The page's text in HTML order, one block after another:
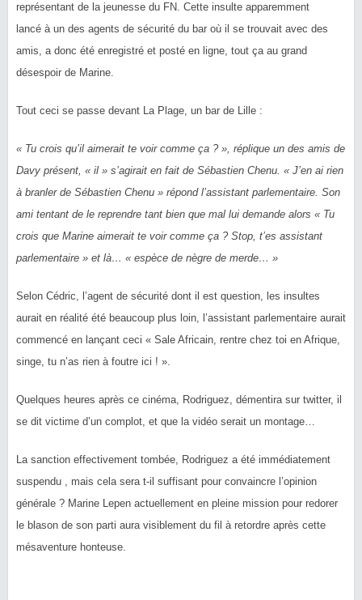
représentant de la jeunesse du FN. Cette insulte apparemment
lancé à un des agents de sécurité du bar où il se trouvait avec des
amis, a donc été enregistré et posté en ligne, tout ça au grand
désespoir de Marine.
Tout ceci se passe devant La Plage, un bar de Lille :
« Tu crois qu’il aimerait te voir comme ça ? », réplique un des amis de
Davy présent, « il » s’agirait en fait de Sébastien Chenu. « J’en ai rien
à branler de Sébastien Chenu » répond l’assistant parlementaire. Son
ami tentant de le reprendre tant bien que mal lui demande alors « Tu
crois que Marine aimerait te voir comme ça ? Stop, t’es assistant
parlementaire » et là… « espèce de nègre de merde… »
Selon Cédric, l’agent de sécurité dont il est question, les insultes
aurait en réalité été beaucoup plus loin, l’assistant parlementaire aurait
commencé en lançant ceci « Sale Africain, rentre chez toi en Afrique,
singe, tu n’as rien à foutre ici ! ».
Quelques heures après ce cinéma, Rodriguez, démentira sur twitter, il
se dit victime d’un complot, et que la vidéo serait un montage…
La sanction effectivement tombée, Rodriguez a été immédiatement
suspendu , mais cela sera t-il suffisant pour convaincre l’opinion
générale ? Marine Lepen actuellement en pleine mission pour redorer
le blason de son parti aura visiblement du fil à retordre après cette
mésaventure honteuse.